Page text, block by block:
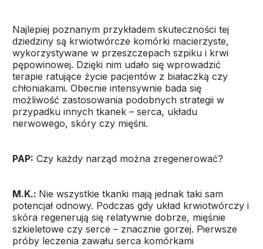
Najlepiej poznanym przykładem skuteczności tej
dziedziny są krwiotwórcze komórki macierzyste,
wykorzystywane w przeszczepach szpiku i krwi
pępowinowej. Dzięki nim udało się wprowadzić
terapie ratujące życie pacjentów z białaczką czy
chłoniakami. Obecnie intensywnie bada się
możliwość zastosowania podobnych strategii w
przypadku innych tkanek – serca, układu
nerwowego, skóry czy mięśni.
PAP: Czy każdy narząd można zregenerować?
M.K.: Nie wszystkie tkanki mają jednak taki sam
potencjał odnowy. Podczas gdy układ krwiotwórczy i
skóra regenerują się relatywnie dobrze, mięśnie
szkieletowe czy serce – znacznie gorzej. Pierwsze
próby leczenia zawału serca komórkami